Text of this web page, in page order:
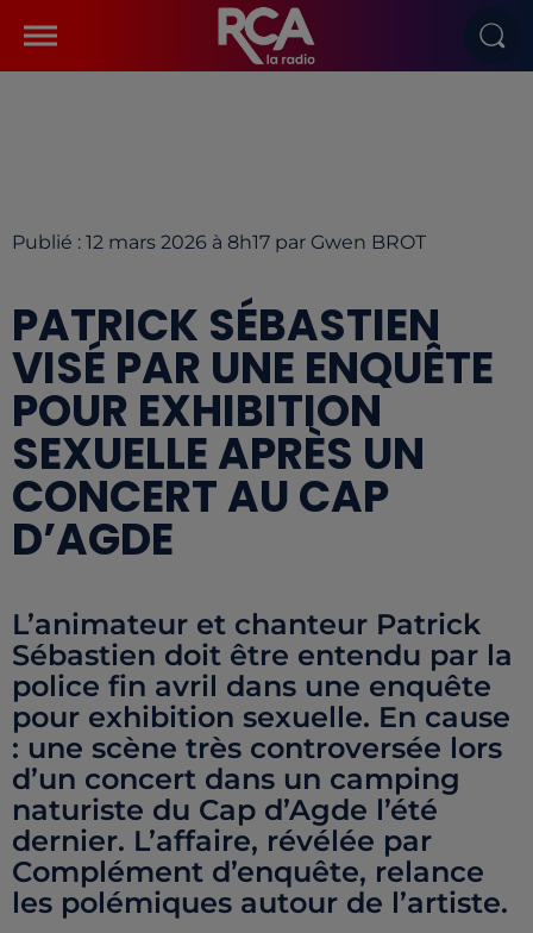
Publié : 12 mars 2026 à 8h17 par Gwen BROT
PATRICK SÉBASTIEN
VISÉ PAR UNE ENQUÊTE
POUR EXHIBITION
SEXUELLE APRÈS UN
CONCERT AU CAP
D’AGDE
L’animateur et chanteur Patrick
Sébastien doit être entendu par la
police fin avril dans une enquête
pour exhibition sexuelle. En cause
: une scène très controversée lors
d’un concert dans un camping
naturiste du Cap d’Agde l’été
dernier. L’affaire, révélée par
Complément d’enquête, relance
les polémiques autour de l’artiste.